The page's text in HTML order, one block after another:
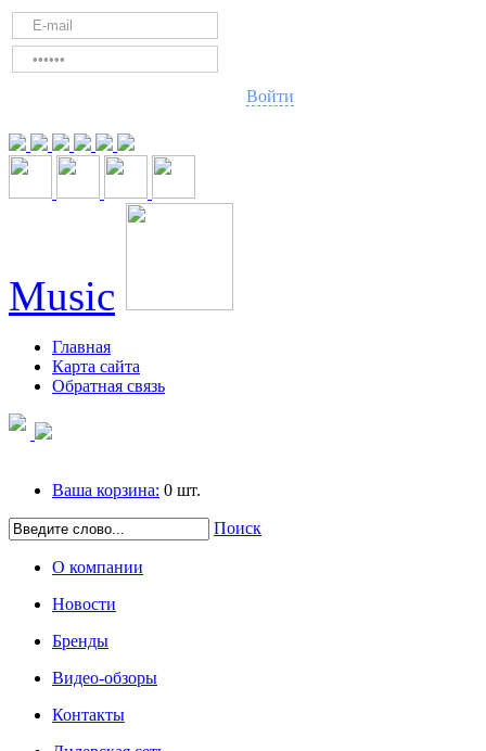
Войти
Music
Главная
Карта сайта
Обратная связь
Ваша корзина: 0 шт.
Поиск
О компании
Новости
Бренды
Видео-обзоры
Контакты